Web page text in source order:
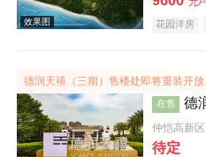
效果图
花园洋房
德润天禧（三期）售楼处即将重装开放
在售 德
仲恺高新区
待定